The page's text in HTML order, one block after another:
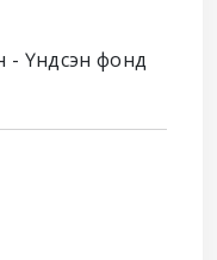
Үндсэн фонд